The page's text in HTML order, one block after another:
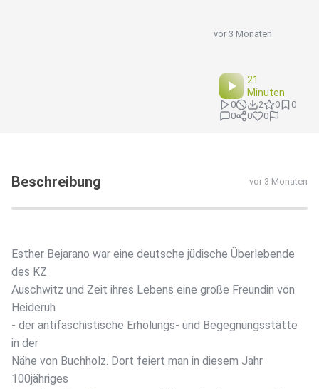
vor 3 Monaten
21
Minuten
0 2 0
0
0
0 0
Beschreibung vor 3 Monaten
Esther Bejarano war eine deutsche jüdische Überlebende
des KZ
Auschwitz und Zeit ihres Lebens eine große Freundin von
Heideruh
- der antifaschistische Erholungs- und Begegnungsstätte
in der
Nähe von Buchholz. Dort feiert man in diesem Jahr
100jähriges